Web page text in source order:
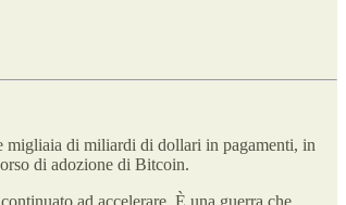
migliaia di miliardi di dollari in pagamenti, in
di adozione di Bitcoin.
ad accelerare. È una guerra che